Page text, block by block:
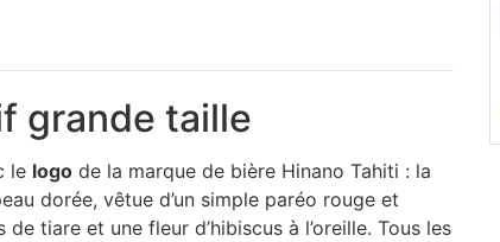
grande taille
le logo de la marque de bière Hinano Tahiti : la
dorée, vêtue d’un simple paréo rouge et
tiare et une fleur d’hibiscus à l’oreille. Tous les